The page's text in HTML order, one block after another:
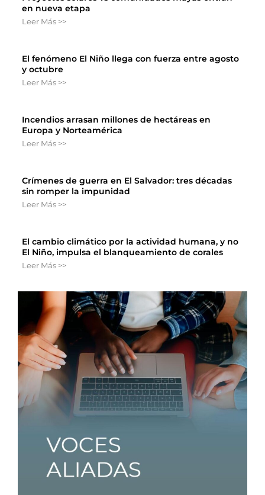
en nueva etapa
Leer Más >>
El fenómeno El Niño llega con fuerza entre agosto
y octubre
Leer Más >>
Incendios arrasan millones de hectáreas en
Europa y Norteamérica
Leer Más >>
Crímenes de guerra en El Salvador: tres décadas
sin romper la impunidad
Leer Más >>
El cambio climático por la actividad humana, y no
El Niño, impulsa el blanqueamiento de corales
Leer Más >>